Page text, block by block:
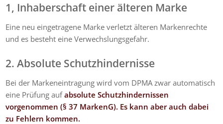
1, Inhaberschaft einer älteren Marke
Eine neu eingetragene Marke verletzt älteren Markenrechte
und es besteht eine Verwechslungsgefahr.
2. Absolute Schutzhindernisse
Bei der Markeneintragung wird vom DPMA zwar automatisch
eine Prüfung aufabsolute Schutzhindernissen
vorgenommen (§ 37 MarkenG). Es kann aber auch dabei
zu Fehlern kommen.